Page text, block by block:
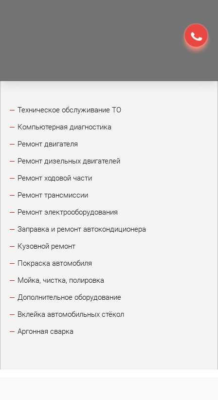
Техническое обслуживание ТО
Компьютерная диагностика
Ремонт двигателя
Ремонт дизельных двигателей
Ремонт ходовой части
Ремонт трансмиссии
Ремонт электрооборудования
Заправка и ремонт автокондиционера
Кузовной ремонт
Покраска автомобиля
Мойка, чистка, полировка
Дополнительное оборудование
Вклейка автомобильных стёкол
Аргонная сварка